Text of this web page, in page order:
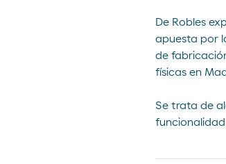
De Robles
apuesta por
de
físicas en
Se trata de
funcionalidad